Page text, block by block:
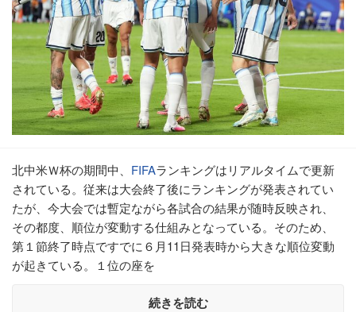
北中米Ｗ杯の期間中、 FIFAランキングはリアルタイムで更新
されている。従来は大会終了後にランキングが発表されてい
たが、今大会では暫定ながら各試合の結果が随時反映され、
その都度、順位が変動する仕組みとなっている。そのため、
第１節終了時点ですでに６月11日発表時から大きな順位変動
が起きている。１位の座を
続きを読む